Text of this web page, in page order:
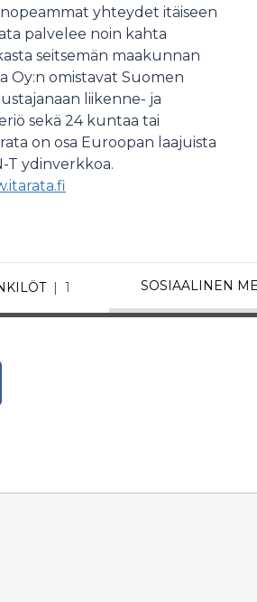
yhteydet itäiseen
palvelee noin kahta
seitsemän maakunnan
Oy:n omistavat Suomen
liikenne- ja
sekä 24 kuntaa tai
on osa Euroopan laajuista
T ydinverkkoa.
1 SOSIAALINEN